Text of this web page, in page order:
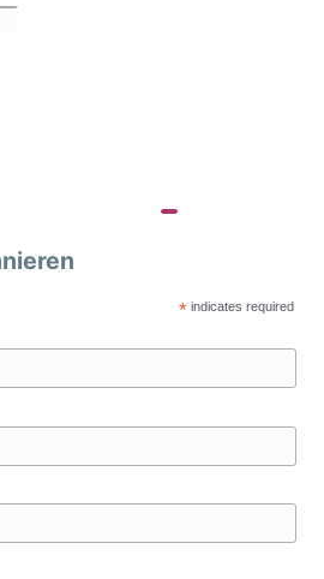
* indicates required